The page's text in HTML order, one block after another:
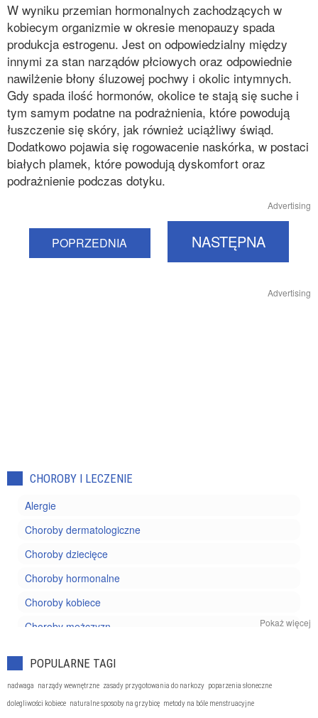
W wyniku przemian hormonalnych zachodzących w
kobiecym organizmie w okresie menopauzy spada
produkcja estrogenu. Jest on odpowiedzialny między
innymi za stan narządów płciowych oraz odpowiednie
nawilżenie błony śluzowej pochwy i okolic intymnych.
Gdy spada ilość hormonów, okolice te stają się suche i
tym samym podatne na podrażnienia, które powodują
łuszczenie się skóry, jak również uciążliwy świąd.
Dodatkowo pojawia się rogowacenie naskórka, w postaci
białych plamek, które powodują dyskomfort oraz
podrażnienie podczas dotyku.
Advertising
POPRZEDNIA NASTĘPNA
Advertising
CHOROBY I LECZENIE
Alergie
Choroby dermatologiczne
Choroby dziecięce
Choroby hormonalne
Choroby kobiece
Choroby mężczyzn
Choroby reumatyczne
Pokaż więcej
POPULARNE TAGI
nadwaga narządy wewnętrzne zasady przygotowania do narkozy poparzenia słoneczne
dolegliwości kobiece naturalne sposoby na grzybicę metody na bóle menstruacyjne